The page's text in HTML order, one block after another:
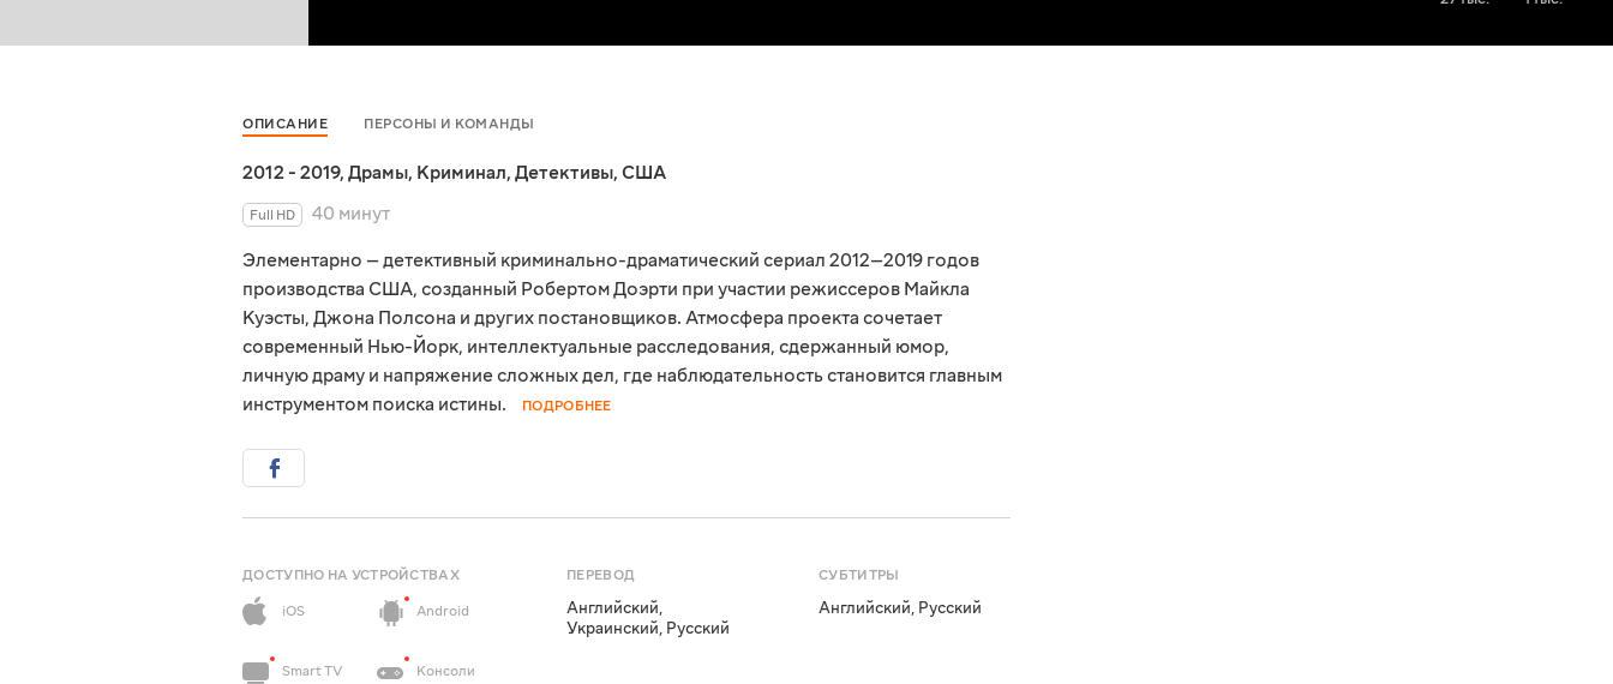
ОПИСАНИЕ ПЕРСОНЫ И КОМАНДЫ
2012 - 2019, Драмы, Криминал, Детективы, США
Full HD
40 минут
Элементарно — детективный криминально-драматический сериал 2012—2019 годов
производства США, созданный Робертом Доэрти при участии режиссеров Майкла
Куэсты, Джона Полсона и других постановщиков. Атмосфера проекта сочетает
современный Нью-Йорк, интеллектуальные расследования, сдержанный юмор,
личную драму и напряжение сложных дел, где наблюдательность становится главным
инструментом поиска истины.
ПОДРОБНЕЕ
ДОСТУПНО НА УСТРОЙСТВАХ
iOS
Android
Smart TV Консоли
ПЕРЕВОД
Английский,
Украинский, Русский
СУБТИТРЫ
Английский, Русский